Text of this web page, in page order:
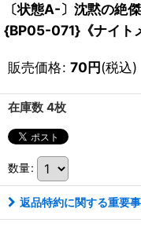
〔状態A-〕沈黙の絶
{BP05-071}《ナイト
販売価格: 70円(税込)
在庫数 4枚
数量:
返品特約に関する重要